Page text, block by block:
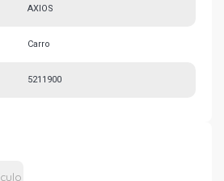
AXIOS
Carro
5211900